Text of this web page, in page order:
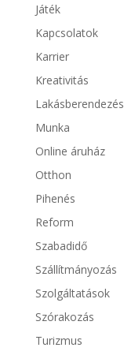
Játék
Kapcsolatok
Karrier
Kreativitás
Lakásberendezés
Munka
Online áruház
Otthon
Pihenés
Reform
Szabadidő
Szállítmányozás
Szolgáltatások
Szórakozás
Turizmus